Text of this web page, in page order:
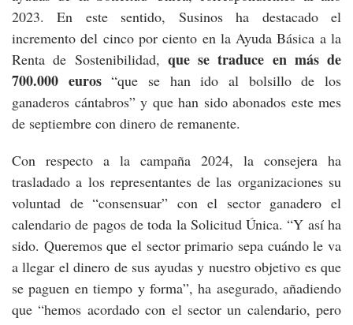
2023. En este sentido, Susinos ha destacado el
incremento del cinco por ciento en la Ayuda Básica a la
Renta de Sostenibilidad, que se traduce en más de
700.000 euros“que se han ido al bolsillo de los
ganaderos cántabros” y que han sido abonados este mes
de septiembre con dinero de remanente.
Con respecto a la campaña 2024, la consejera ha
trasladado a los representantes de las organizaciones su
voluntad de “consensuar” con el sector ganadero el
calendario de pagos de toda la Solicitud Única. “Y así ha
sido. Queremos que el sector primario sepa cuándo le va
a llegar el dinero de sus ayudas y nuestro objetivo es que
se paguen en tiempo y forma”, ha asegurado, añadiendo
que “hemos acordado con el sector un calendario, pero